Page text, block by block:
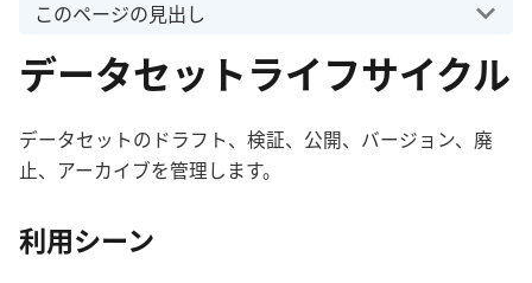
このページの見出し
データセットライフサイクル
データセットのドラフト、検証、公開、バージョン、廃
止、アーカイブを管理します。
利用シーン